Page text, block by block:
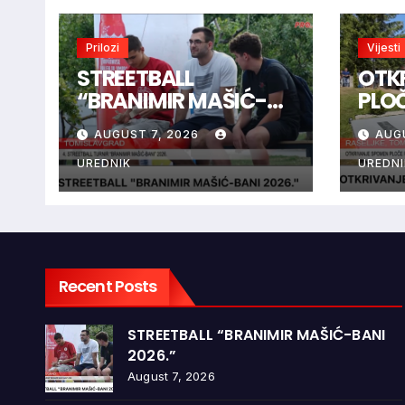
Prilozi
STREETBALL
“BRANIMIR MAŠIĆ-
BANI 2026.”
AUGUST 7, 2026
UREDNIK
Vijesti
Recent Posts
STREETBALL “BRANIMIR MAŠIĆ-BANI
2026.”
August 7, 2026